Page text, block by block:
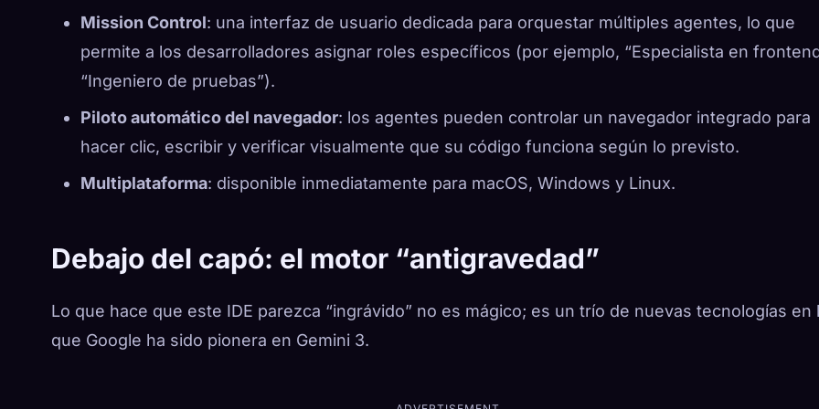
Mission Control: una interfaz de usuario dedicada para orquestar múltiples agentes, lo que
permite a los desarrolladores asignar roles específicos (por ejemplo, “Especialista en
“Ingeniero de pruebas”).
Piloto automático del navegador: los agentes pueden controlar un navegador integrado para
hacer clic, escribir y verificar visualmente que su código funciona según lo previsto.
Multiplataforma: disponible inmediatamente para macOS, Windows y Linux.
Debajo del capó: el motor “antigravedad”
Lo que hace que este IDE parezca “ingrávido” no es mágico; es un trío de nuevas tecnologías en
que Google ha sido pionera en Gemini 3.